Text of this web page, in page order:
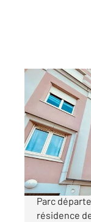
L HAY LES
67,37 m2, 3
Ref : 4942
L HAY LES
Parc
résidence